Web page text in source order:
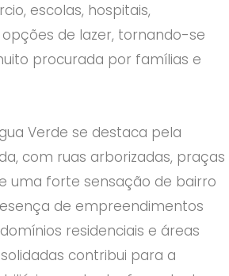
escolas, hospitais,
de lazer, tornando-se
procurada por famílias e
Verde se destaca pela
com ruas arborizadas, praças
uma forte sensação de bairro
de empreendimentos
residenciais e áreas
contribui para a